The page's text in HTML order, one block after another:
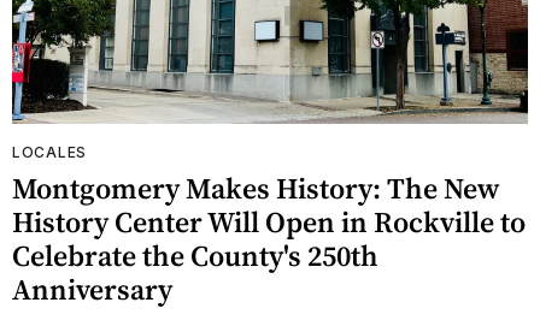
LOCALES
Montgomery Makes History: The New
History Center Will Open in Rockville to
Celebrate the County's 250th
Anniversary